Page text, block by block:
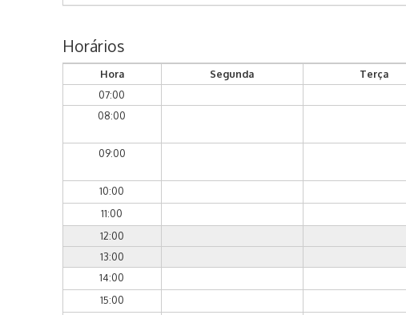
Horários
Hora Segunda Terça
07:00
08:00
09:00
10:00
11:00
12:00
13:00
14:00
15:00